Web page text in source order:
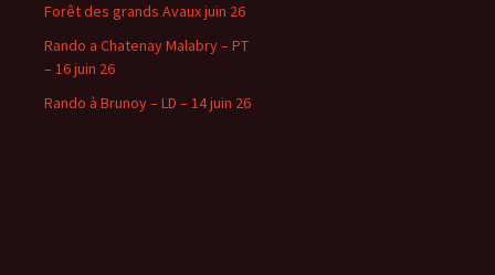
Forêt des grands Avaux juin 26
Rando a Chatenay Malabry – PT
– 16 juin 26
Rando à Brunoy – LD – 14 juin 26